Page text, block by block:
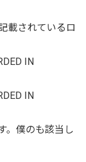
載されているロ
IN
IN
。僕のも該当し